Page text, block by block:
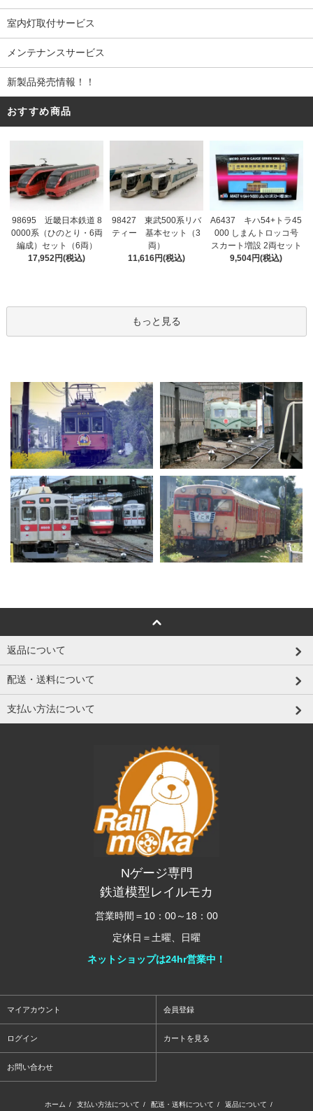
室内灯取付サービス
メンテナンスサービス
新製品発売情報！！
おすすめ商品
98695 近畿日本鉄道 8
0000系（ひのとり・6両
編成）セット（6両）
17,952円(税込)
98427 東武500系リバ
ティー 基本セット（3
両）
11,616円(税込)
A6437 キハ54+トラ45
000 しまんトロッコ号
スカート増設 2両セット
9,504円(税込)
もっと見る
返品について
配送・送料について
支払い方法について
Nゲージ専門
鉄道模型レイルモカ
営業時間＝10：00～18：00
定休日＝土曜、日曜
ネットショップは24hr営業中！
マイアカウント 会員登録
ログイン カートを見る
お問い合わせ
ホーム / 支払い方法について / 配送・送料について / 返品について /